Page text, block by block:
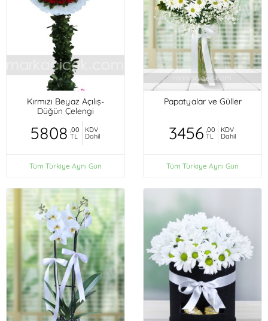
Kırmızı Beyaz Açılış-
Düğün Çelengi
5808 ,00
TL
KDV
Dahil
Tüm Türkiye Aynı Gün
Papatyalar ve Güller
3456 ,00
TL
KDV
Dahil
Tüm Türkiye Aynı Gün